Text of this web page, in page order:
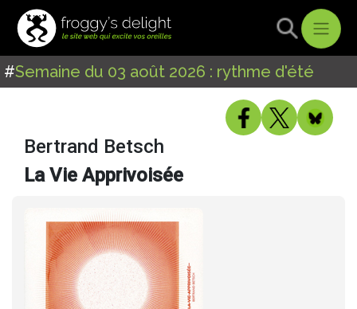
#Semaine du 03 août 2026 : rythme d'été
Bertrand Betsch
La Vie Apprivoisée